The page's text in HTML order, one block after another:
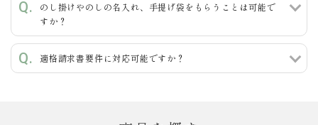
のし掛けやのしの名入れ、手提げ袋をもらうことは可能で
すか？
適格請求書要件に対応可能ですか？